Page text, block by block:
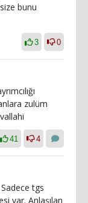
bunu
3 0
zulüm
41 4
tgs
var. Anlaşılan